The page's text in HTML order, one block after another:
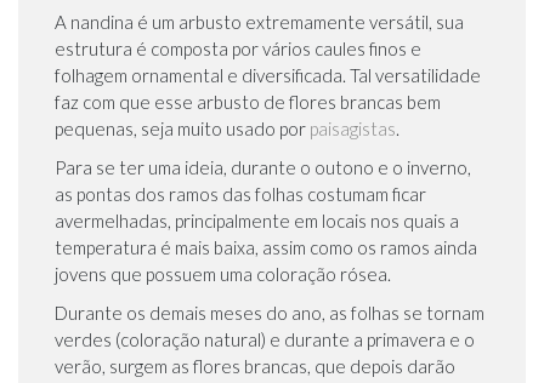
A nandina é um arbusto extremamente versátil, sua
estrutura é composta por vários caules finos e
folhagem ornamental e diversificada. Tal versatilidade
faz com que esse arbusto de flores brancas bem
pequenas, seja muito usado por paisagistas.
Para se ter uma ideia, durante o outono e o inverno,
as pontas dos ramos das folhas costumam ficar
avermelhadas, principalmente em locais nos quais a
temperatura é mais baixa, assim como os ramos ainda
jovens que possuem uma coloração rósea.
Durante os demais meses do ano, as folhas se tornam
verdes (coloração natural) e durante a primavera e o
verão, surgem as flores brancas, que depois darão